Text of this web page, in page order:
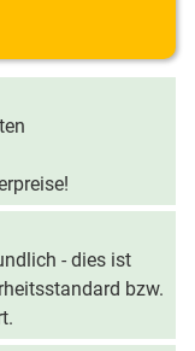
- dies ist
bzw.